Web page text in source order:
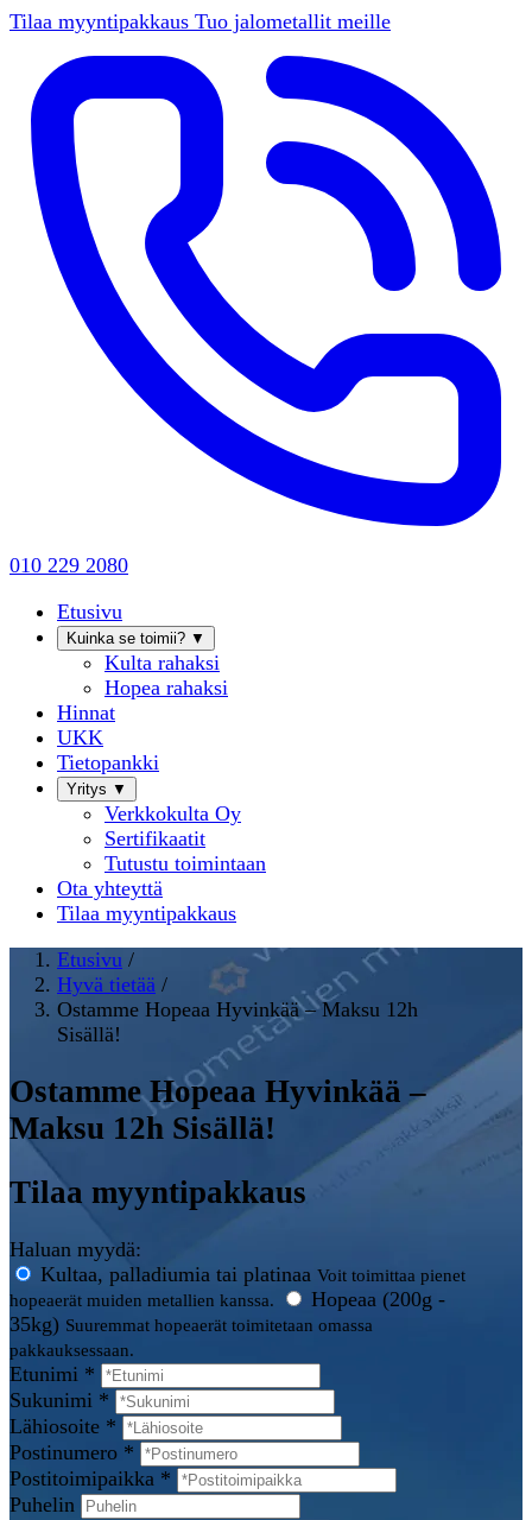
Tilaa myyntipakkaus Tuo jalometallit meille
010 229 2080
Etusivu
Kuinka se toimii? ▼
Kulta rahaksi
Hopea rahaksi
Hinnat
UKK
Tietopankki
Yritys ▼
Verkkokulta Oy
Sertifikaatit
Tutustu toimintaan
Ota yhteyttä
Tilaa myyntipakkaus
Etusivu /
Hyvä tietää /
Ostamme Hopeaa Hyvinkää – Maksu 12h
Sisällä!
Ostamme Hopeaa Hyvinkää –
Maksu 12h Sisällä!
Tilaa myyntipakkaus
Haluan myydä:
Kultaa, palladiumia tai platinaa Voit toimittaa pienet
hopeaerät muiden metallien kanssa.
Hopeaa (200g -
35kg) Suuremmat hopeaerät toimitetaan omassa
pakkauksessaan.
Etunimi *
Sukunimi *
Lähiosoite *
Postinumero *
Postitoimipaikka *
Puhelin